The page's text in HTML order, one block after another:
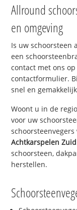
Allround
en omgeving
Is uw schoorsteen
een
contact met ons
contactformulier.
snel en
Woont u in de
voor uw
Achtkarspelen Zuid
schoorsteen,
herstellen.